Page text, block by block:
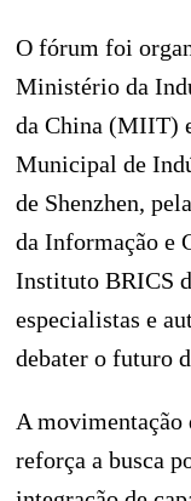
O fórum foi
Ministério da
da China (MIIT)
Municipal de
de Shenzhen,
da Informação e
Instituto BRICS
especialistas e
debater o futuro
A
reforça a busca